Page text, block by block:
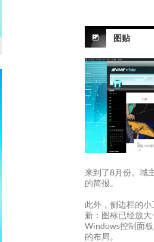
图贴
来到了8月份。域
的简报。
此外，侧边栏的
新：图标已经放
Windows控制面
的布局。